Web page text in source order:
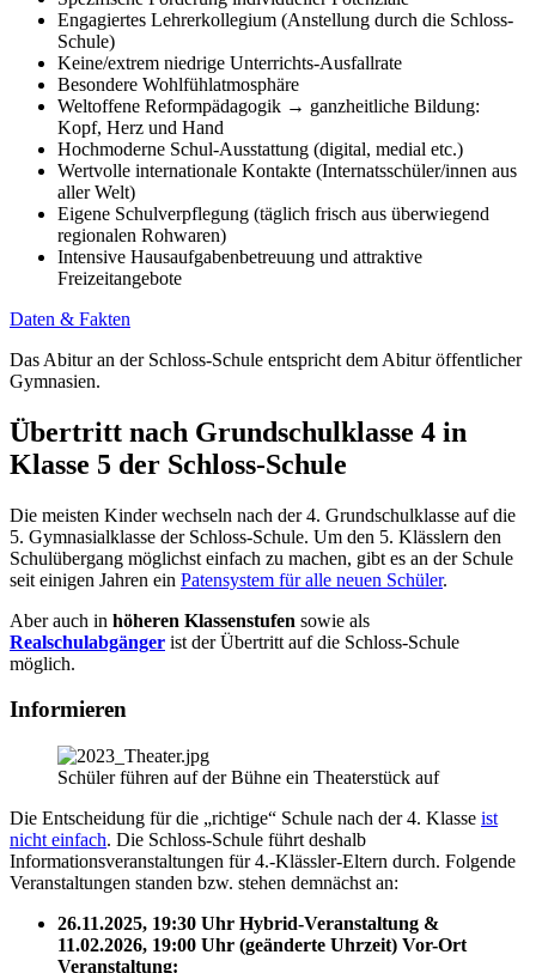
Engagiertes Lehrerkollegium (Anstellung durch die Schloss-
Schule)
Keine/extrem niedrige Unterrichts-Ausfallrate
Besondere Wohlfühlatmosphäre
Weltoffene Reformpädagogik → ganzheitliche Bildung:
Kopf, Herz und Hand
Hochmoderne Schul-Ausstattung (digital, medial etc.)
Wertvolle internationale Kontakte (Internatsschüler/innen aus
aller Welt)
Eigene Schulverpflegung (täglich frisch aus überwiegend
regionalen Rohwaren)
Intensive Hausaufgabenbetreuung und attraktive
Freizeitangebote
Daten & Fakten
Das Abitur an der Schloss-Schule entspricht dem Abitur öffentlicher
Gymnasien.
Übertritt nach Grundschulklasse 4 in
Klasse 5 der Schloss-Schule
Die meisten Kinder wechseln nach der 4. Grundschulklasse auf die
5. Gymnasialklasse der Schloss-Schule. Um den 5. Klässlern den
Schulübergang möglichst einfach zu machen, gibt es an der Schule
seit einigen Jahren ein Patensystem für alle neuen Schüler.
Aber auch in höheren Klassenstufen sowie als
Realschulabgänger ist der Übertritt auf die Schloss-Schule
möglich.
Informieren
Schüler führen auf der Bühne ein Theaterstück auf
Die Entscheidung für die „richtige“ Schule nach der 4. Klasse ist
nicht einfach. Die Schloss-Schule führt deshalb
Informationsveranstaltungen für 4.-Klässler-Eltern durch. Folgende
Veranstaltungen standen bzw. stehen demnächst an:
26.11.2025, 19:30 Uhr Hybrid-Veranstaltung &
11.02.2026, 19:00 Uhr (geänderte Uhrzeit) Vor-Ort
Veranstaltung: